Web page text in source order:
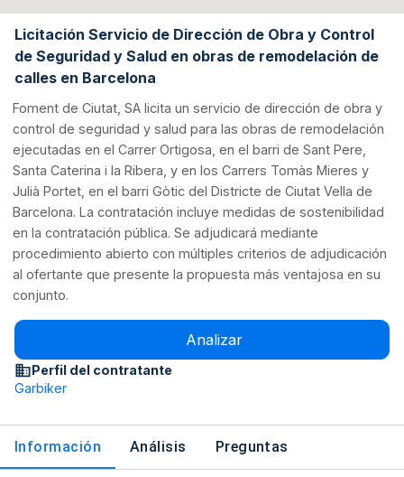
Licitación Servicio de Dirección de Obra y Control
de Seguridad y Salud en obras de remodelación de
calles en Barcelona
Foment de Ciutat, SA licita un servicio de dirección de obra y
control de seguridad y salud para las obras de remodelación
ejecutadas en el Carrer Ortigosa, en el barri de Sant Pere,
Santa Caterina i la Ribera, y en los Carrers Tomàs Mieres y
Julià Portet, en el barri Gòtic del Districte de Ciutat Vella de
Barcelona. La contratación incluye medidas de sostenibilidad
en la contratación pública. Se adjudicará mediante
procedimiento abierto con múltiples criterios de adjudicación
al ofertante que presente la propuesta más ventajosa en su
conjunto.
Analizar
Perfil del contratante
Garbiker
Información Análisis Preguntas